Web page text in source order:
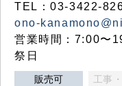
TEL：03-3422-
ono-
営業時間：7:00〜
祭日
販売可 工事